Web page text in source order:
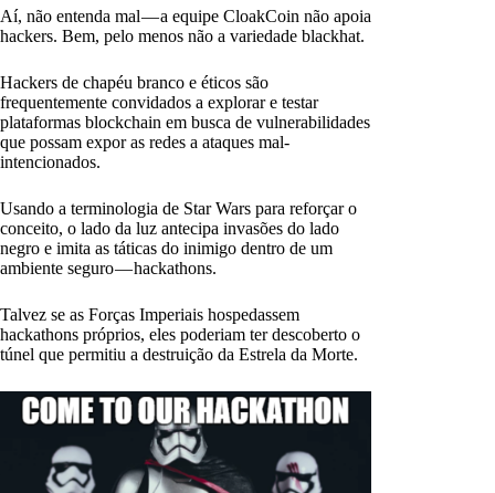
Aí, não entenda mal — a equipe CloakCoin não apoia
hackers. Bem, pelo menos não a variedade blackhat.
Hackers de chapéu branco e éticos são
frequentemente convidados a explorar e testar
plataformas blockchain em busca de vulnerabilidades
que possam expor as redes a ataques mal-
intencionados.
Usando a terminologia de Star Wars para reforçar o
conceito, o lado da luz antecipa invasões do lado
negro e imita as táticas do inimigo dentro de um
ambiente seguro — hackathons.
Talvez se as Forças Imperiais hospedassem
hackathons próprios, eles poderiam ter descoberto o
túnel que permitiu a destruição da Estrela da Morte.